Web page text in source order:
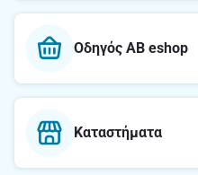
Οδηγός AB eshop
Καταστήματα